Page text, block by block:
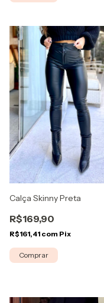
Calça Skinny Preta
R$169,90
R$161,41 com Pix
Comprar